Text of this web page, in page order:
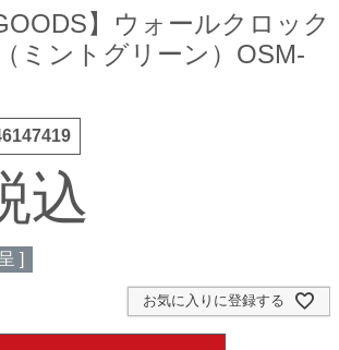
】ウォールクロック
ミントグリーン）OSM-
込
]
お気に入りに登録する